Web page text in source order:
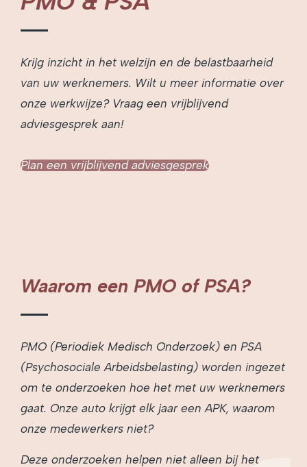
Krijg inzicht in het welzijn en de belastbaarheid
van uw werknemers. Wilt u meer informatie over
onze werkwijze? Vraag een vrijblijvend
adviesgesprek aan!
Plan een vrijblijvend adviesgesprek
Waarom een PMO of PSA?
PMO (Periodiek Medisch Onderzoek) en PSA
(Psychosociale Arbeidsbelasting) worden ingezet
om te onderzoeken hoe het met uw werknemers
gaat. Onze auto krijgt elk jaar een APK, waarom
onze medewerkers niet?
Deze onderzoeken helpen niet alleen bij het